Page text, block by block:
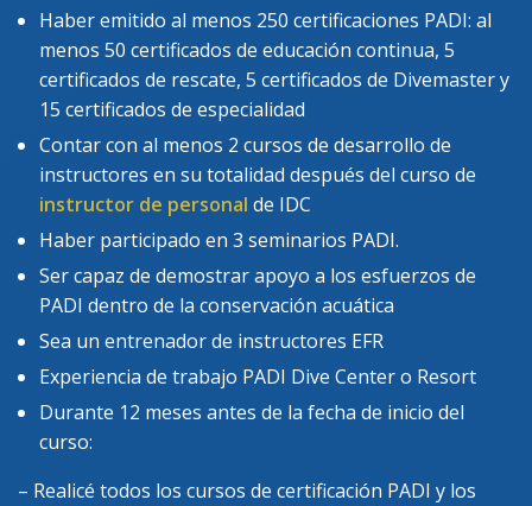
Haber emitido al menos 250 certificaciones PADI: al
menos 50 certificados de educación continua, 5
certificados de rescate, 5 certificados de Divemaster y
15 certificados de especialidad
Contar con al menos 2 cursos de desarrollo de
instructores en su totalidad después del curso de
instructor de personal de IDC
Haber participado en 3 seminarios PADI.
Ser capaz de demostrar apoyo a los esfuerzos de
PADI dentro de la conservación acuática
Sea un entrenador de instructores EFR
Experiencia de trabajo PADI Dive Center o Resort
Durante 12 meses antes de la fecha de inicio del
curso:
– Realicé todos los cursos de certificación PADI y los